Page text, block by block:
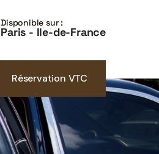
Disponible sur :
Paris - Ile-de-France
Réservation VTC